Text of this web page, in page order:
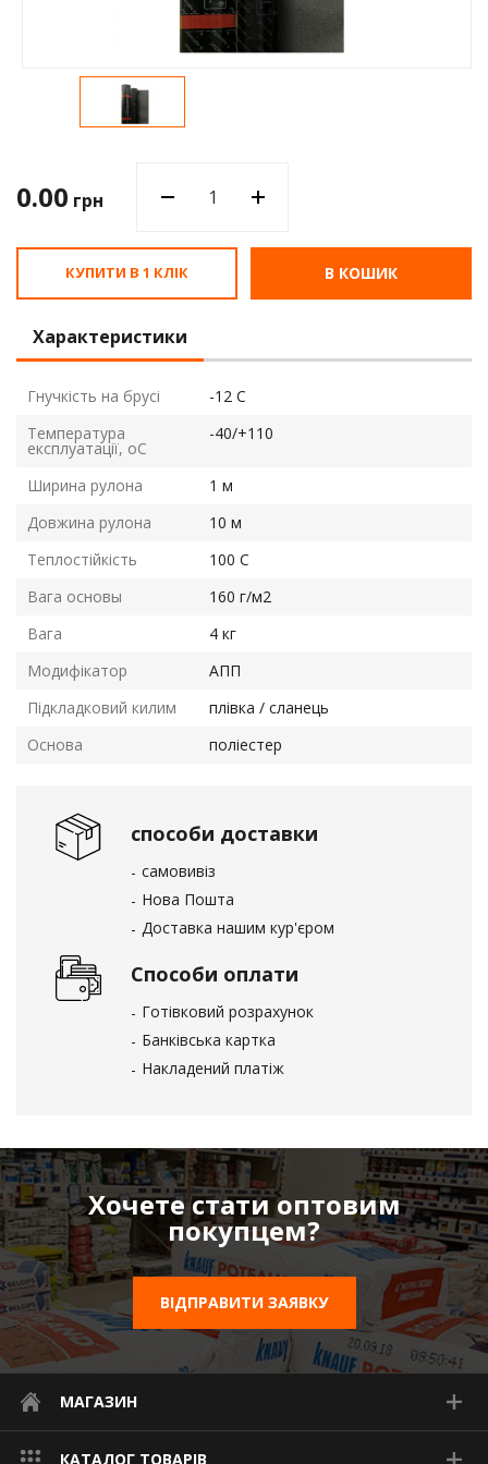
0.00 грн
КУПИТИ В 1 КЛІК В КОШИК
способи доставки
самовивіз
Нова Пошта
Доставка нашим кур'єром
Способи оплати
Готівковий розрахунок
Банківська картка
Накладений платіж
Характеристики
Гнучкість на брусі
-12 С
Температура
експлуатації, оС
-40/+110
Ширина рулона
1 м
Довжина рулона
10 м
Теплостійкість
100 С
Вага основы
160 г/м2
Вага
4 кг
Модифікатор
АПП
Підкладковий килим
плівка / сланець
Основа
поліестер
Хочете стати оптовим
покупцем?
ВІДПРАВИТИ ЗАЯВКУ
МАГАЗИН
КАТАЛОГ ТОВАРІВ